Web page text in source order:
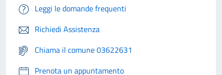
Leggi le domande frequenti
Richiedi Assistenza
Chiama il comune 03622631
Prenota un appuntamento